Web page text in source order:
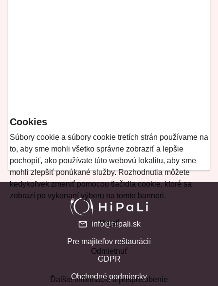
Cookies
Súbory cookie a súbory cookie tretích strán používame na
to, aby sme mohli všetko správne zobraziť a lepšie
pochopiť, ako používate túto webovú lokalitu, aby sme
mohli zlepšiť ponúkané služby. Rozhodnutia môžete
kedykoľvek zmeniť pomocou tlačidla cookie, ktoré sa
zobrazí po vykonaní výberu na tomto banneri.
Prijať
Odmietnuť
Ďalšie informácie a prispôsobenie
info@hipali.sk
Pre majiteľov reštaurácií
GDPR
Obchodné podmienky